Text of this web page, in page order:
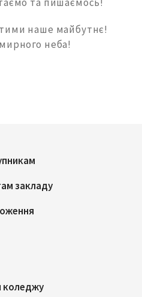
наше майбутнє!
неба!
закладу
коледжу